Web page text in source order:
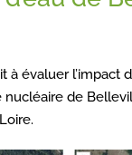
à évaluer l’impact
nucléaire de